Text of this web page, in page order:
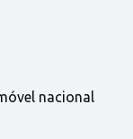
nacional